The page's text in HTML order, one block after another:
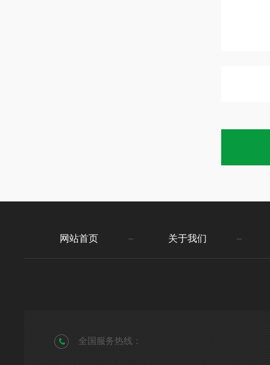
网站首页 关于我们
全国服务热线：